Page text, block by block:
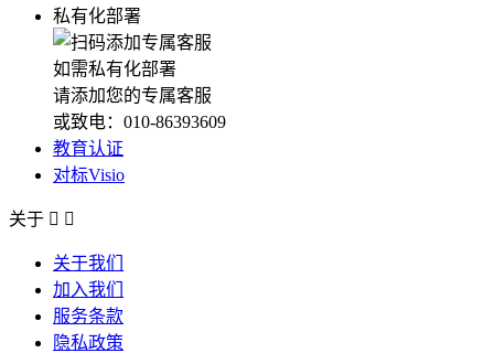
私有化部署
如需私有化部署
请添加您的专属客服
或致电：010-86393609
教育认证
对标Visio
关于  
关于我们
加入我们
服务条款
隐私政策